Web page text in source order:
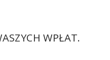
WPŁAT.